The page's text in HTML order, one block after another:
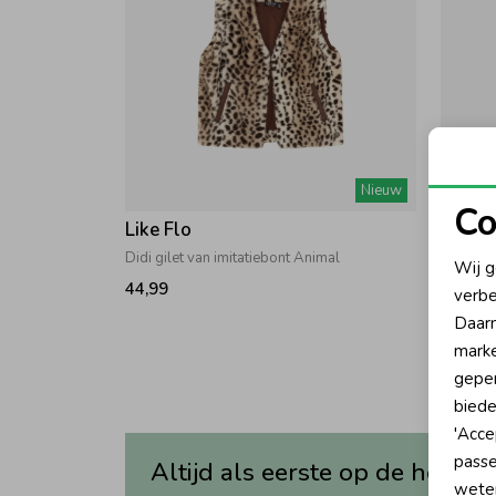
Nieuw
Like Flo
Didi gilet van imitatiebont Animal
44,99
Like
Demi
22,49
Altijd als eerste op de
Wij